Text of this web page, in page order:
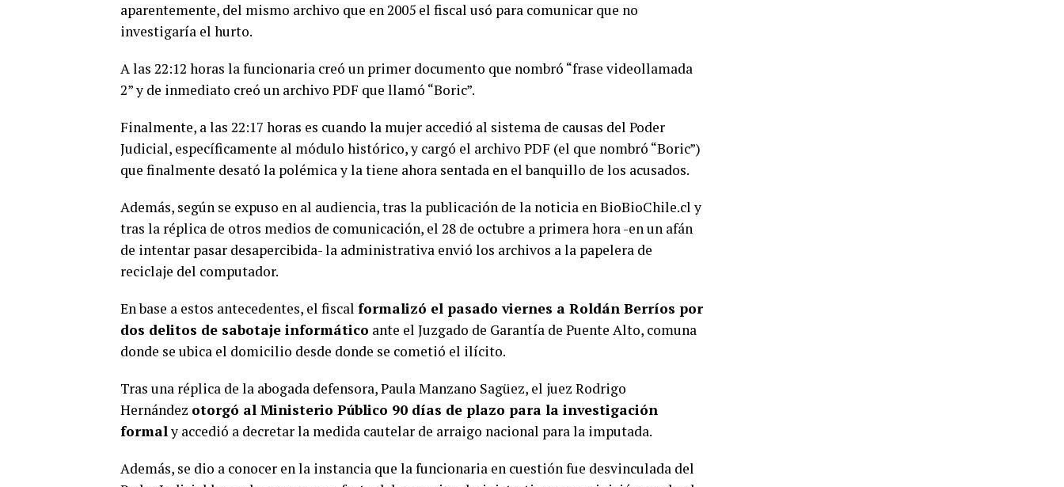
aparentemente, del mismo archivo que en 2005 el fiscal usó para comunicar que no
investigaría el hurto.
A las 22:12 horas la funcionaria creó un primer documento que nombró “frase videollamada
2” y de inmediato creó un archivo PDF que llamó “Boric”.
Finalmente, a las 22:17 horas es cuando la mujer accedió al sistema de causas del Poder
Judicial, específicamente al módulo histórico, y cargó el archivo PDF (el que nombró “Boric”)
que finalmente desató la polémica y la tiene ahora sentada en el banquillo de los acusados.
Además, según se expuso en al audiencia, tras la publicación de la noticia en BioBioChile.cl y
tras la réplica de otros medios de comunicación, el 28 de octubre a primera hora -en un afán
de intentar pasar desapercibida- la administrativa envió los archivos a la papelera de
reciclaje del computador.
En base a estos antecedentes, el fiscal formalizó el pasado viernes a Roldán Berríos por
dos delitos de sabotaje informático ante el Juzgado de Garantía de Puente Alto, comuna
donde se ubica el domicilio desde donde se cometió el ilícito.
Tras una réplica de la abogada defensora, Paula Manzano Sagüez, el juez Rodrigo
Hernández otorgó al Ministerio Público 90 días de plazo para la investigación
formaly accedió a decretar la medida cautelar de arraigo nacional para la imputada.
Además, se dio a conocer en la instancia que la funcionaria en cuestión fue desvinculada del